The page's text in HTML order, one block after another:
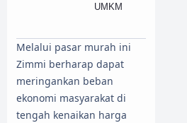
UMKM
Melalui pasar murah ini
Zimmi berharap dapat
meringankan beban
ekonomi masyarakat di
tengah kenaikan harga